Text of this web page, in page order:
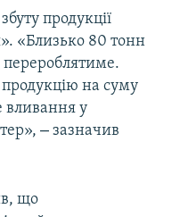
продукції
«Близько 80 тонн
перероблятиме.
на суму
вливання у
– зазначив
що